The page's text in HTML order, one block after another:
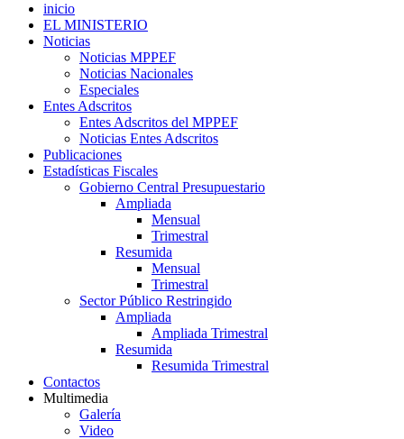
inicio
EL MINISTERIO
Noticias
Noticias MPPEF
Noticias Nacionales
Especiales
Entes Adscritos
Entes Adscritos del MPPEF
Noticias Entes Adscritos
Publicaciones
Estadísticas Fiscales
Gobierno Central Presupuestario
Ampliada
Mensual
Trimestral
Resumida
Mensual
Trimestral
Sector Público Restringido
Ampliada
Ampliada Trimestral
Resumida
Resumida Trimestral
Contactos
Multimedia
Galería
Video